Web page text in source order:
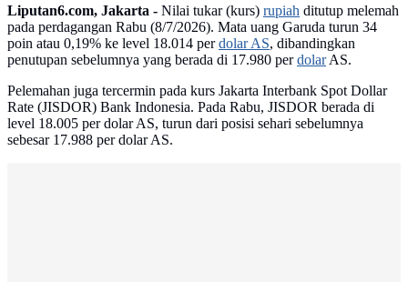
Liputan6.com, Jakarta - Nilai tukar (kurs) rupiah ditutup melemah
pada perdagangan Rabu (8/7/2026). Mata uang Garuda turun 34
poin atau 0,19% ke level 18.014 perdolar AS, dibandingkan
penutupan sebelumnya yang berada di 17.980 perdolarAS.
Pelemahan juga tercermin pada kurs Jakarta Interbank Spot Dollar
Rate (JISDOR) Bank Indonesia. Pada Rabu, JISDOR berada di
level 18.005 per dolar AS, turun dari posisi sehari sebelumnya
sebesar 17.988 per dolar AS.